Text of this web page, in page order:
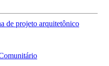
de projeto arquitetônico